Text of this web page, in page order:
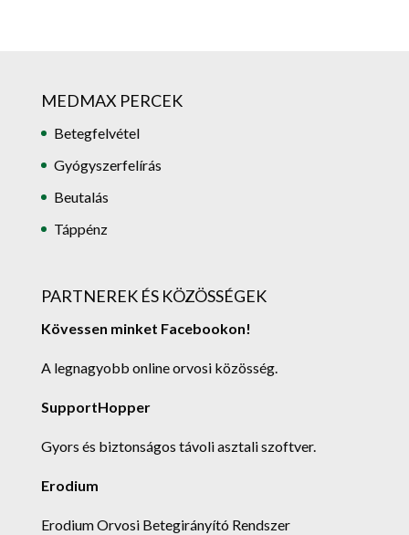
MEDMAX PERCEK
Betegfelvétel
Gyógyszerfelírás
Beutalás
Táppénz
PARTNEREK ÉS KÖZÖSSÉGEK
Kövessen minket Facebookon!
A legnagyobb online orvosi közösség.
SupportHopper
Gyors és biztonságos távoli asztali szoftver.
Erodium
Erodium Orvosi Betegirányító Rendszer